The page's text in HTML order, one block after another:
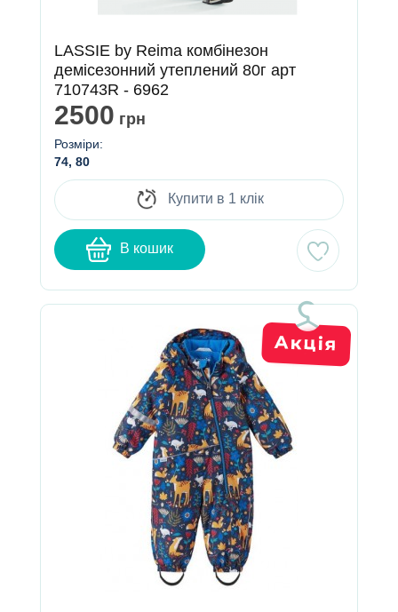
LASSIE by Reima комбінезон
демісезонний утеплений 80г арт
710743R - 6962
2500 грн
Розміри:
74, 80
Купити в 1 клік
В кошик